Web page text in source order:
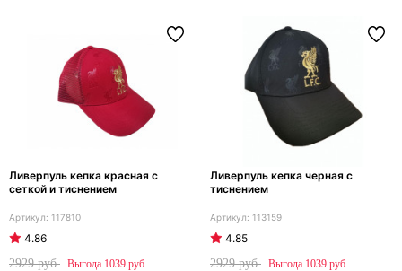
Ливерпуль кепка красная с
сеткой и тиснением
117810
4.86
2929
1039
Ливерпуль кепка черная с
тиснением
113159
4.85
2929
1039